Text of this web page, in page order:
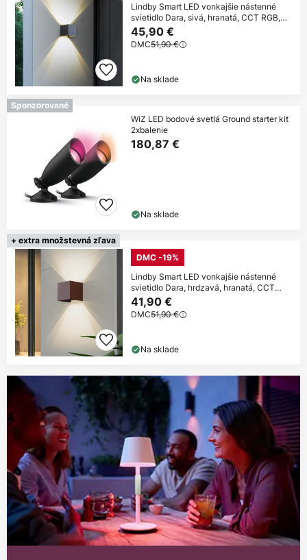
Lindby Smart LED vonkajšie nástenné
svietidlo Dara, sivá, hranatá, CCT RGB,
Tuya
45,90 €
DMC51,90 €
Na sklade
Sponzorované
WiZ LED bodové svetlá Ground starter kit
2xbalenie
180,87 €
Na sklade
+ extra množstevná zľava
DMC -19%
Lindby Smart LED vonkajšie nástenné
svietidlo Dara, hrdzavá, hranatá, CCT
RGB,
41,90 €
DMC51,90 €
Na sklade